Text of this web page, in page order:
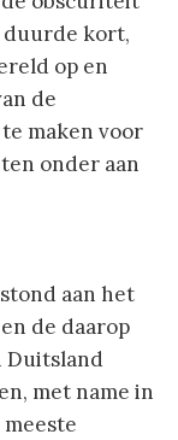
duurde kort,
op en
de
te maken voor
onder aan
aan het
de daarop
Duitsland
met name in